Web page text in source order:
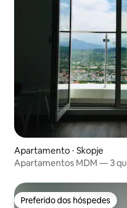
Apartamento ⋅ Skopje
Apartamentos MDM — 3
Preferido dos hóspedes
Preferido dos hóspedes